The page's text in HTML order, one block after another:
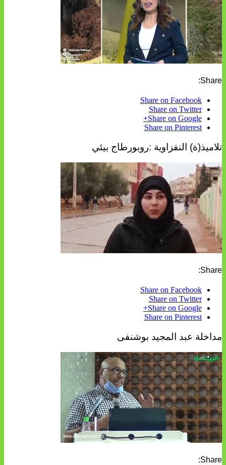
Share:
Share on Facebook
Share on Twitter
Share on Google+
Share on Pinterest
تلاميذ(ة) النفزاوية :روبورطاج بيئي
Share:
Share on Facebook
Share on Twitter
Share on Google+
Share on Pinterest
مداخلة عبد المجيد بوشنفى
Share: